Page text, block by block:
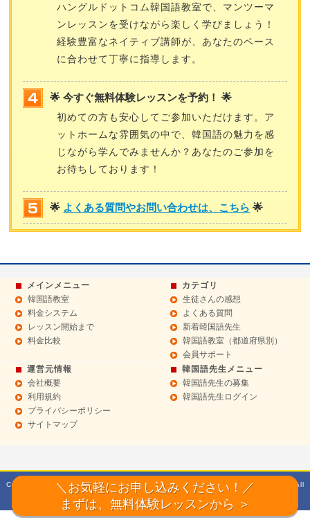
ハングルドットコム韓国語教室で、マンツーマ
ンレッスンを受けながら楽しく学びましょう！
経験豊富なネイティブ講師が、あなたのペース
に合わせて丁寧に指導します。
🌟 今すぐ無料体験レッスンを予約！ 🌟
初めての方も安心してご参加いただけます。ア
ットホームな雰囲気の中で、韓国語の魅力を感
じながら学んでみませんか？あなたのご参加を
お待ちしております！
🌟 よくある質問やお問い合わせは、こちら 🌟
メインメニュー
韓国語教室
料金システム
レッスン開始まで
料金比較
カテゴリ
生徒さんの感想
よくある質問
新着韓国語先生
韓国語教室（都道府県別）
会員サポート
運営元情報
会社概要
利用規約
プライバシーポリシー
サイトマップ
韓国語先生メニュー
韓国語先生の募集
韓国語先生ログイン
Copyright© 2014 Sept 韓国語教室【ハングルドットコム】マンツーマンレッスン All
Rights Reserved.
＼お気軽にお申し込みください！／
まずは、無料体験レッスンから ＞